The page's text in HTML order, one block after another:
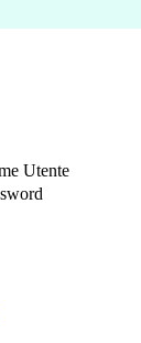
Utente